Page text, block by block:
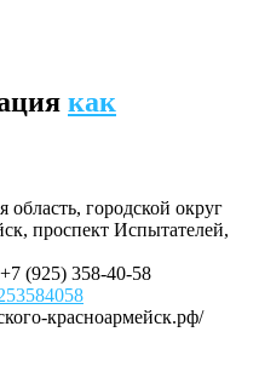
как
область, городской округ
проспект Испытателей,
+7 (925) 358-40-58
красноармейск.рф/